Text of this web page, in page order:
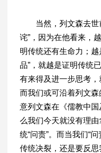
当然，列文森去世
诧”，因为在他看来，
明传统还有生命力；
品”，就越是证明传统
有来得及进一步思考，
而我们或可沿着列文
意列文森在《儒教中
么我们今天就没有理
统“问责”。而当我们“
传统决裂，还是要反